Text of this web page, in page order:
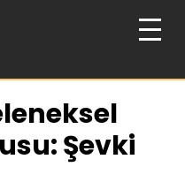
Şevki